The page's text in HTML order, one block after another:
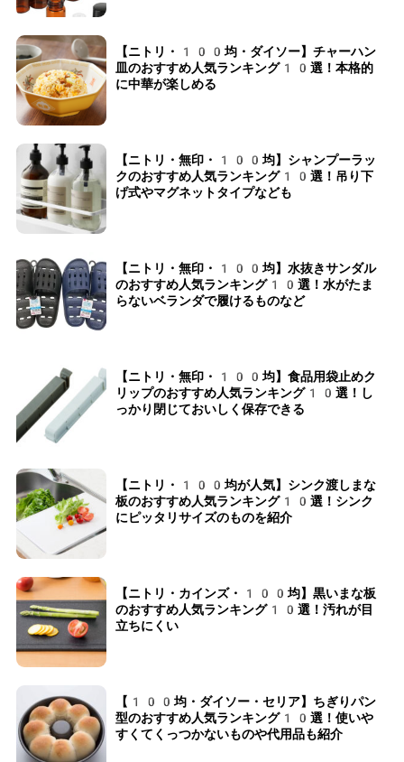
【ニトリ・100均・ダイソー】チャーハン
皿のおすすめ人気ランキング10選！本格的
に中華が楽しめる
【ニトリ・無印・100均】シャンプーラッ
クのおすすめ人気ランキング10選！吊り下
げ式やマグネットタイプなども
【ニトリ・無印・100均】水抜きサンダル
のおすすめ人気ランキング10選！水がたま
らないベランダで履けるものなど
【ニトリ・無印・100均】食品用袋止めク
リップのおすすめ人気ランキング10選！し
っかり閉じておいしく保存できる
【ニトリ・100均が人気】シンク渡しまな
板のおすすめ人気ランキング10選！シンク
にピッタリサイズのものを紹介
【ニトリ・カインズ・100均】黒いまな板
のおすすめ人気ランキング10選！汚れが目
立ちにくい
【100均・ダイソー・セリア】ちぎりパン
型のおすすめ人気ランキング10選！使いや
すくてくっつかないものや代用品も紹介